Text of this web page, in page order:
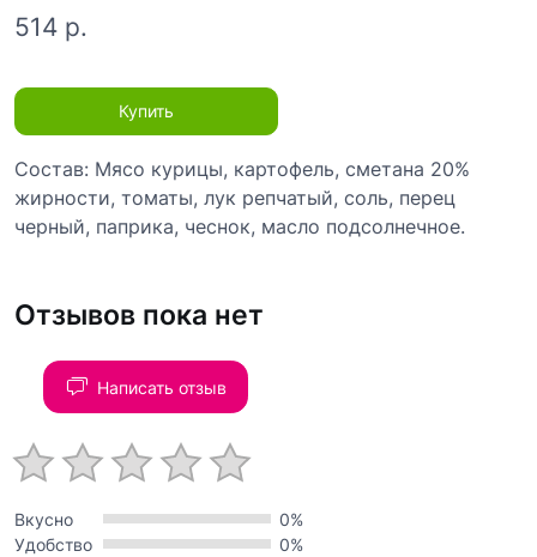
514 р.
Купить
Состав: Мясо курицы, картофель, сметана 20%
жирности, томаты, лук репчатый, соль, перец
черный, паприка, чеснок, масло подсолнечное.
Отзывов пока нет
Написать отзыв
Вкусно
0%
Удобство
0%